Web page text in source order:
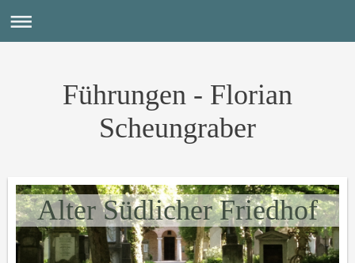
Führungen - Florian
Scheungraber
Alter Südlicher Friedhof